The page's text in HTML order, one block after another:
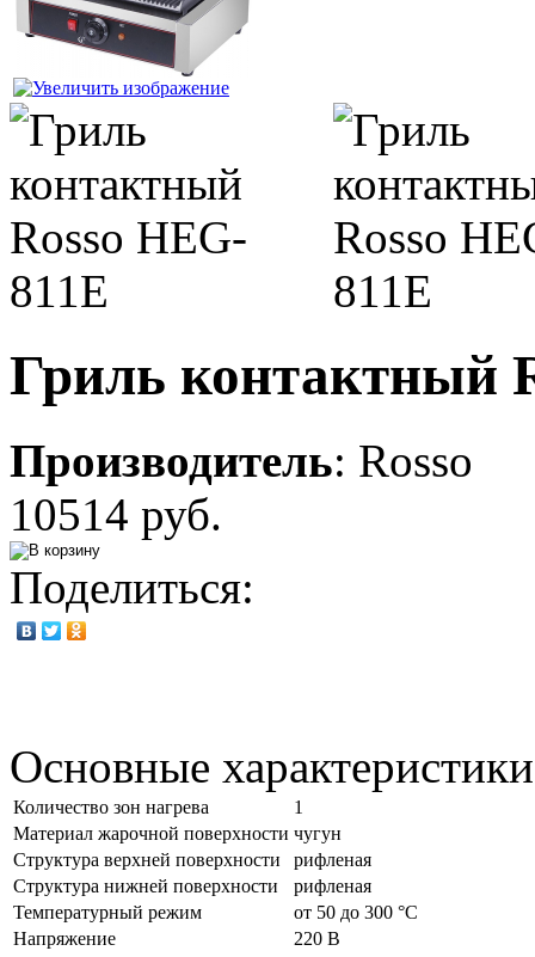
Гриль контактный
Производитель: Rosso
10514 руб.
Поделиться:
Основные характеристики
Количество зон нагрева
1
Материал жарочной поверхности чугун
Структура верхней поверхности
рифленая
Структура нижней поверхности
рифленая
Температурный режим
от 50 до 300 °C
Напряжение
220 В